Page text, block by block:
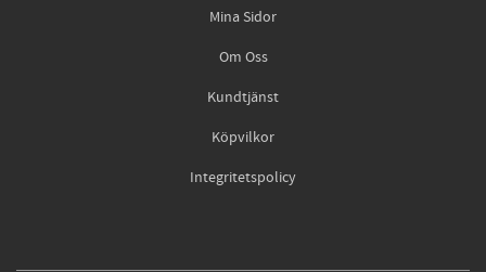
Mina Sidor
Om Oss
Kundtjänst
Köpvilkor
Integritetspolicy